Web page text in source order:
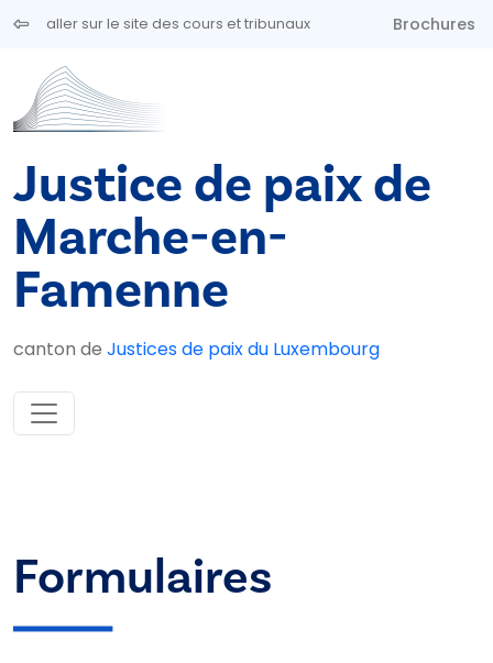
Aller au contenu principal
aller sur le site des cours et tribunaux Brochures
Justice de paix de
Marche-en-
Famenne
canton de Justices de paix du Luxembourg
Formulaires